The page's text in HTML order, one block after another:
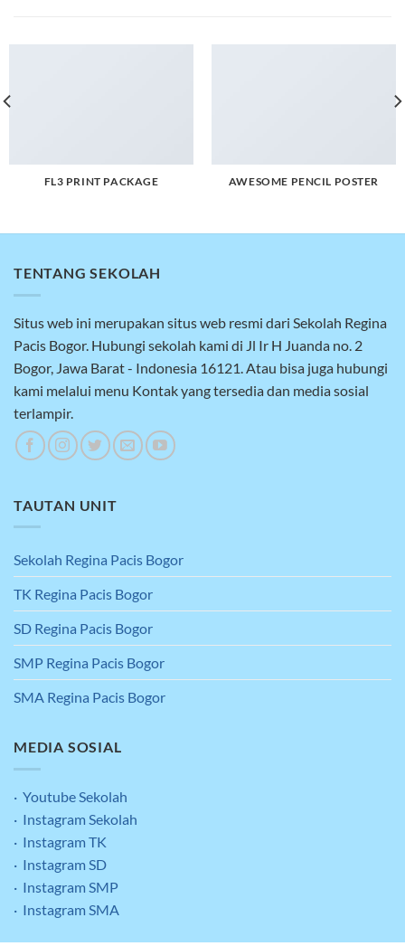
FL3 PRINT PACKAGE AWESOME PENCIL POSTER
TENTANG SEKOLAH
Situs web ini merupakan situs web resmi dari Sekolah Regina
Pacis Bogor. Hubungi sekolah kami di Jl Ir H Juanda no. 2
Bogor, Jawa Barat - Indonesia 16121. Atau bisa juga hubungi
kami melalui menu Kontak yang tersedia dan media sosial
terlampir.
TAUTAN UNIT
Sekolah Regina Pacis Bogor
TK Regina Pacis Bogor
SD Regina Pacis Bogor
SMP Regina Pacis Bogor
SMA Regina Pacis Bogor
MEDIA SOSIAL
· Youtube Sekolah
· Instagram Sekolah
· Instagram TK
· Instagram SD
· Instagram SMP
· Instagram SMA